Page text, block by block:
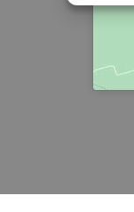
fouten